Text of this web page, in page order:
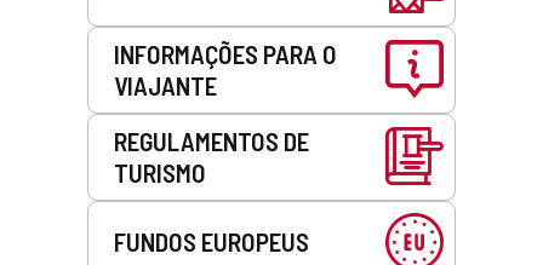
INFORMAÇÕES PARA O
VIAJANTE
REGULAMENTOS DE
TURISMO
FUNDOS EUROPEUS